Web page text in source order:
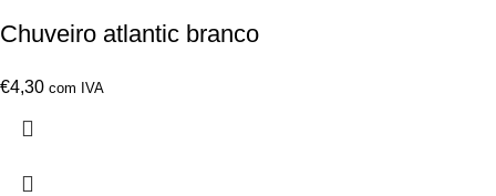
Chuveiro atlantic branco
€4,30 com IVA